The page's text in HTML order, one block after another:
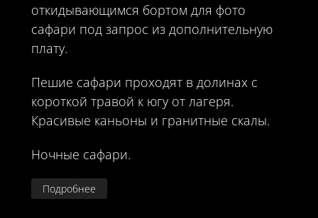
откидывающимся бортом для фото
сафари под запрос из дополнительную
плату.
Пешие сафари проходят в долинах с
короткой травой к югу от лагеря.
Красивые каньоны и гранитные скалы.
Ночные сафари.
Подробнее